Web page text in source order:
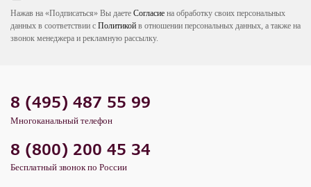
Нажав на «Подписаться» Вы даете Согласие на обработку своих персональных
данных в соответствии с Политикой в отношении персональных данных, а также на
звонок менеджера и рекламную рассылку.
8 (495) 487 55 99
Многоканальный телефон
8 (800) 200 45 34
Бесплатный звонок по России